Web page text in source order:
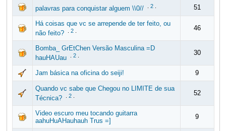
palavras para conquistar alguem \\0// 2. 51
Há coisas que vc se arrepende de ter feito, ou
não feito?
2. 46
Bomba_ GrEtChen Versão Masculina =D
hauHAUau
2. 30
Jam básica na oficina do seiji! 9
Quando vc sabe que Chegou no LIMITE de sua
Técnica?
2. 52
Video escuro meu tocando guitarra
aahuHuAHauhauh Trus =]
9